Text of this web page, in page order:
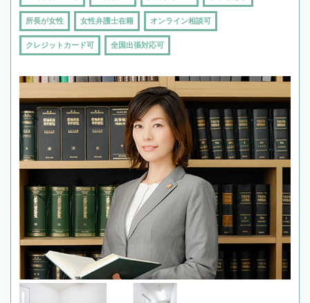
所長が女性 女性弁護士在籍 オンライン相談可
クレジットカード可 全国出張対応可